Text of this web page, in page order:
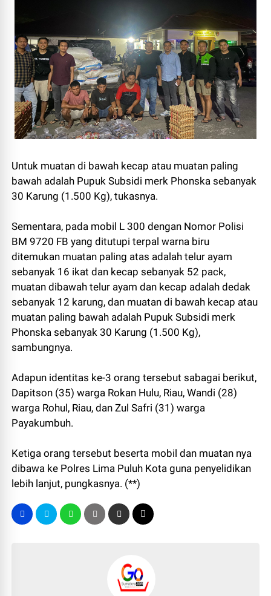
Untuk muatan di bawah kecap atau muatan paling
bawah adalah Pupuk Subsidi merk Phonska sebanyak
30 Karung (1.500 Kg), tukasnya.
Sementara, pada mobil L 300 dengan Nomor Polisi
BM 9720 FB yang ditutupi terpal warna biru
ditemukan muatan paling atas adalah telur ayam
sebanyak 16 ikat dan kecap sebanyak 52 pack,
muatan dibawah telur ayam dan kecap adalah dedak
sebanyak 12 karung, dan muatan di bawah kecap atau
muatan paling bawah adalah Pupuk Subsidi merk
Phonska sebanyak 30 Karung (1.500 Kg),
sambungnya.
Adapun identitas ke-3 orang tersebut sabagai berikut,
Dapitson (35) warga Rokan Hulu, Riau, Wandi (28)
warga Rohul, Riau, dan Zul Safri (31) warga
Payakumbuh.
Ketiga orang tersebut beserta mobil dan muatan nya
dibawa ke Polres Lima Puluh Kota guna penyelidikan
lebih lanjut, pungkasnya. (**)